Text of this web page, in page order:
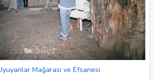
Mağarası ve Efsanesi